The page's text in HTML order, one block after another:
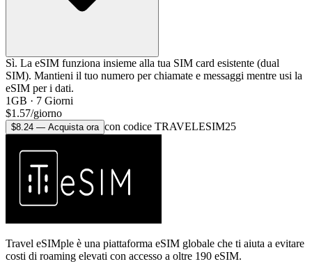
Sì. La eSIM funziona insieme alla tua SIM card esistente (dual
SIM). Mantieni il tuo numero per chiamate e messaggi mentre usi la
eSIM per i dati.
1GB · 7 Giorni
$1.57/giorno
$8.24 — Acquista ora con codice TRAVELESIM25
Travel eSIMple è una piattaforma eSIM globale che ti aiuta a evitare
costi di roaming elevati con accesso a oltre 190 eSIM.